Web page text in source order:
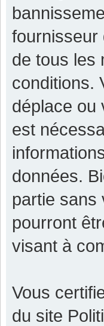
fournisseur
de tous les
conditions.
déplace ou
est
données.
partie sans
pourront
visant à
Vous
du site